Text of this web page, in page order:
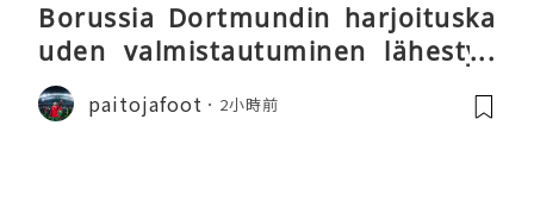
Borussia Dortmundin harjoituska
uden valmistautuminen lähestyy
päätöstään
paitojafoot 2小時前